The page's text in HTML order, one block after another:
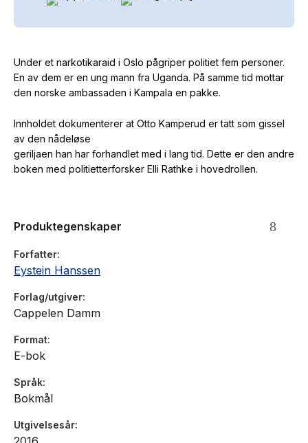
Under et narkotikaraid i Oslo pågriper politiet fem personer.
En av dem er en ung mann fra Uganda. På samme tid mottar
den norske ambassaden i Kampala en pakke.
Innholdet dokumenterer at Otto Kamperud er tatt som gissel
av den nådeløse
geriljaen han har forhandlet med i lang tid. Dette er den andre
boken med politietterforsker Elli Rathke i hovedrollen.
Produktegenskaper
Forfatter
Eystein Hanssen
Forlag/utgiver
Cappelen Damm
Format
E-bok
Språk
Bokmål
Utgivelsesår